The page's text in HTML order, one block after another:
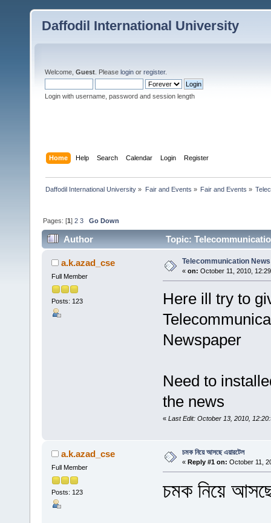
Daffodil International University
Welcome, Guest . Please login or register.
Login with username, password and session length
Home Help Search Calendar Login Register
Daffodil International University » Fair and Events » Fair and Events »
Pages: [1]2 3 Go Down
Author Topic:
a.k.azad_cse
Full Member
Posts: 123
Telecommunication News
« on: October 11, 2010,
Here ill try to
Newspaper
Need to
the news
« Last Edit: October 13, 2010,
a.k.azad_cse
Full Member
Posts: 123
চমক নিয়ে আসছে এয়ারটেল
« Reply #1 on: October 11,
চমক নিয়ে